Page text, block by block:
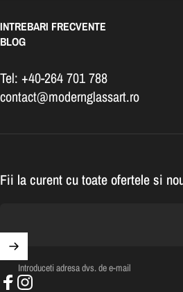
INTREBARI FRECVENTE
BLOG
Tel: +40-264 701 788
contact@modernglassart.ro
Fii la curent cu toate ofertele si
Introduceti adresa dvs. de e-mail